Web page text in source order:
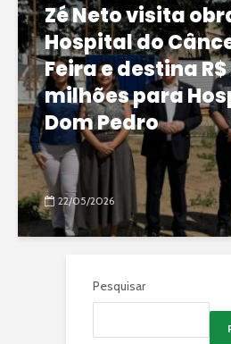
Zé Neto visita
Hospital do
Feira e destina R$
milhões para
Dom Pedro
22/05/2026
Pesquisar